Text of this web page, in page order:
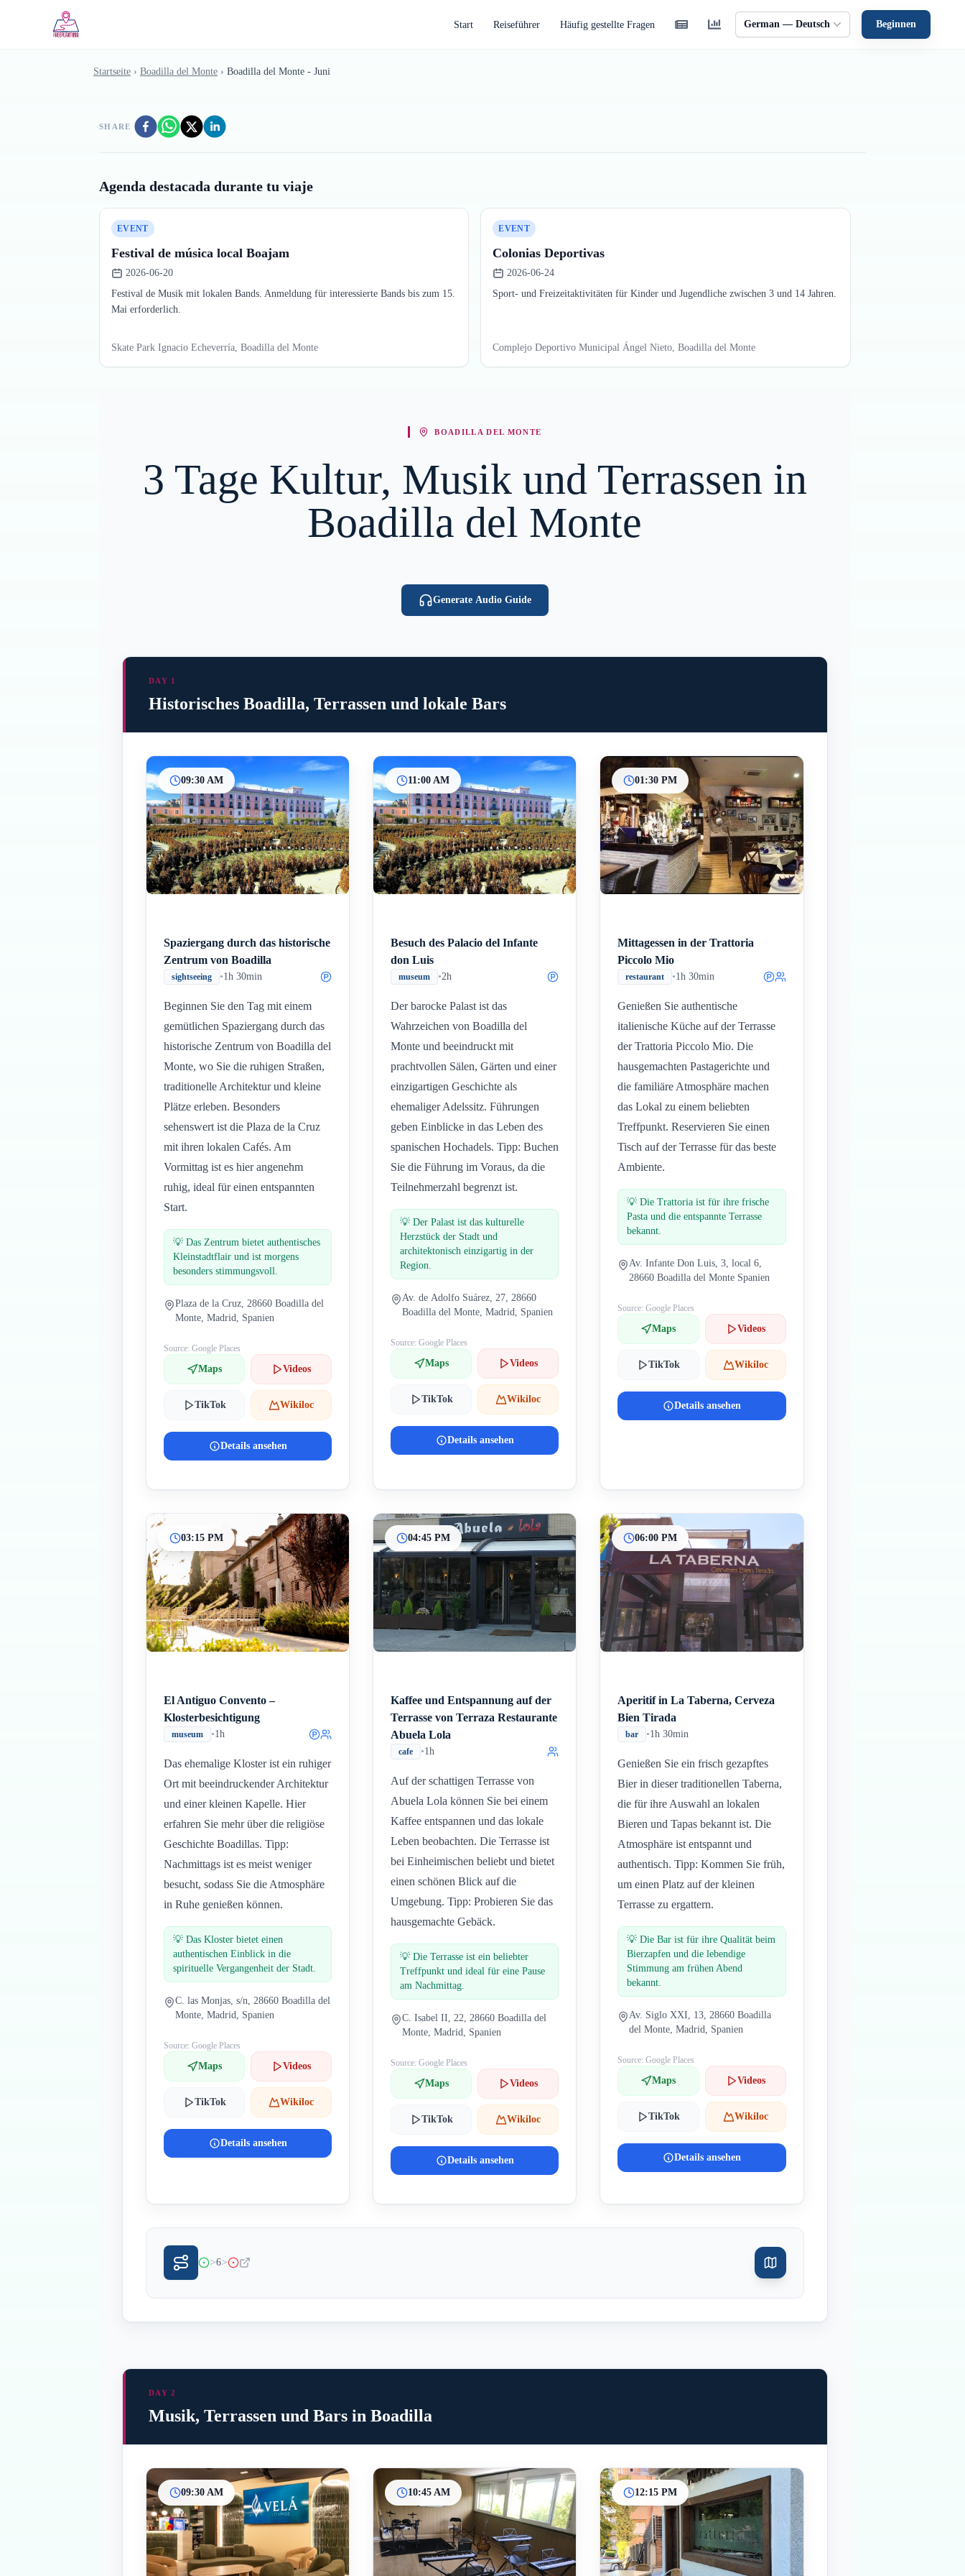
Start Reiseführer Häufig gestellte Fragen German — Deutsch Beginnen
Startseite › Boadilla del Monte › Boadilla del Monte - Juni
SHARE
Agenda destacada durante tu viaje
EVENT
Festival de música local Boajam
2026-06-20
Festival de Musik mit lokalen Bands. Anmeldung für interessierte Bands bis zum 15.
Mai erforderlich.
Skate Park Ignacio Echeverría, Boadilla del Monte
EVENT
Colonias Deportivas
2026-06-24
Sport- und Freizeitaktivitäten für Kinder und Jugendliche zwischen 3 und 14 Jahren.
Complejo Deportivo Municipal Ángel Nieto, Boadilla del Monte
BOADILLA DEL MONTE
3 Tage Kultur, Musik und Terrassen in
Boadilla del Monte
Generate Audio Guide
DAY 1
Historisches Boadilla, Terrassen und lokale Bars
09:30 AM
Spaziergang durch das historische
Zentrum von Boadilla
sightseeing •1h 30min
Beginnen Sie den Tag mit einem
gemütlichen Spaziergang durch das
historische Zentrum von Boadilla del
Monte, wo Sie die ruhigen Straßen,
traditionelle Architektur und kleine
Plätze erleben. Besonders
sehenswert ist die Plaza de la Cruz
mit ihren lokalen Cafés. Am
Vormittag ist es hier angenehm
ruhig, ideal für einen entspannten
Start.
💡 Das Zentrum bietet authentisches
Kleinstadtflair und ist morgens
besonders stimmungsvoll.
Plaza de la Cruz, 28660 Boadilla del
Monte, Madrid, Spanien
Source: Google Places
Maps Videos
TikTok Wikiloc
Details ansehen
11:00 AM
Besuch des Palacio del Infante
don Luis
museum •2h
Der barocke Palast ist das
Wahrzeichen von Boadilla del
Monte und beeindruckt mit
prachtvollen Sälen, Gärten und einer
einzigartigen Geschichte als
ehemaliger Adelssitz. Führungen
geben Einblicke in das Leben des
spanischen Hochadels. Tipp: Buchen
Sie die Führung im Voraus, da die
Teilnehmerzahl begrenzt ist.
💡Der Palast ist das kulturelle
Herzstück der Stadt und
architektonisch einzigartig in der
Region.
Av. de Adolfo Suárez, 27, 28660
Boadilla del Monte, Madrid, Spanien
Source: Google Places
Maps Videos
TikTok Wikiloc
Details ansehen
01:30 PM
Mittagessen in der Trattoria
Piccolo Mio
restaurant •1h 30min
Genießen Sie authentische
italienische Küche auf der Terrasse
der Trattoria Piccolo Mio. Die
hausgemachten Pastagerichte und
die familiäre Atmosphäre machen
das Lokal zu einem beliebten
Treffpunkt. Reservieren Sie einen
Tisch auf der Terrasse für das beste
Ambiente.
💡Die Trattoria ist für ihre frische
Pasta und die entspannte Terrasse
bekannt.
Av. Infante Don Luis, 3, local 6,
28660 Boadilla del Monte Spanien
Source: Google Places
Maps Videos
TikTok Wikiloc
Details ansehen
03:15 PM
El Antiguo Convento –
Klosterbesichtigung
museum •1h
Das ehemalige Kloster ist ein ruhiger
Ort mit beeindruckender Architektur
und einer kleinen Kapelle. Hier
erfahren Sie mehr über die religiöse
Geschichte Boadillas. Tipp:
Nachmittags ist es meist weniger
besucht, sodass Sie die Atmosphäre
in Ruhe genießen können.
💡 Das Kloster bietet einen
authentischen Einblick in die
spirituelle Vergangenheit der Stadt.
C. las Monjas, s/n, 28660 Boadilla del
Monte, Madrid, Spanien
Source: Google Places
Maps Videos
TikTok Wikiloc
Details ansehen
04:45 PM
Kaffee und Entspannung auf der
Terrasse von Terraza Restaurante
Abuela Lola
cafe •1h
Auf der schattigen Terrasse von
Abuela Lola können Sie bei einem
Kaffee entspannen und das lokale
Leben beobachten. Die Terrasse ist
bei Einheimischen beliebt und bietet
einen schönen Blick auf die
Umgebung. Tipp: Probieren Sie das
hausgemachte Gebäck.
💡Die Terrasse ist ein beliebter
Treffpunkt und ideal für eine Pause
am Nachmittag.
C. Isabel II, 22, 28660 Boadilla del
Monte, Madrid, Spanien
Source: Google Places
Maps Videos
TikTok Wikiloc
Details ansehen
06:00 PM
Aperitif in La Taberna, Cerveza
Bien Tirada
bar •1h 30min
Genießen Sie ein frisch gezapftes
Bier in dieser traditionellen Taberna,
die für ihre Auswahl an lokalen
Bieren und Tapas bekannt ist. Die
Atmosphäre ist entspannt und
authentisch. Tipp: Kommen Sie früh,
um einen Platz auf der kleinen
Terrasse zu ergattern.
💡Die Bar ist für ihre Qualität beim
Bierzapfen und die lebendige
Stimmung am frühen Abend
bekannt.
Av. Siglo XXI, 13, 28660 Boadilla
del Monte, Madrid, Spanien
Source: Google Places
Maps Videos
TikTok Wikiloc
Details ansehen
>6>
InicioParadas intermedias
Final
DAY 2
Musik, Terrassen und Bars in Boadilla
09:30 AM 10:45 AM 12:15 PM